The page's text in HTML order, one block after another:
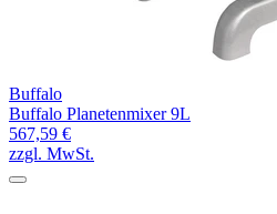
Buffalo
Buffalo Planetenmixer 9L
567,59 €
zzgl. MwSt.